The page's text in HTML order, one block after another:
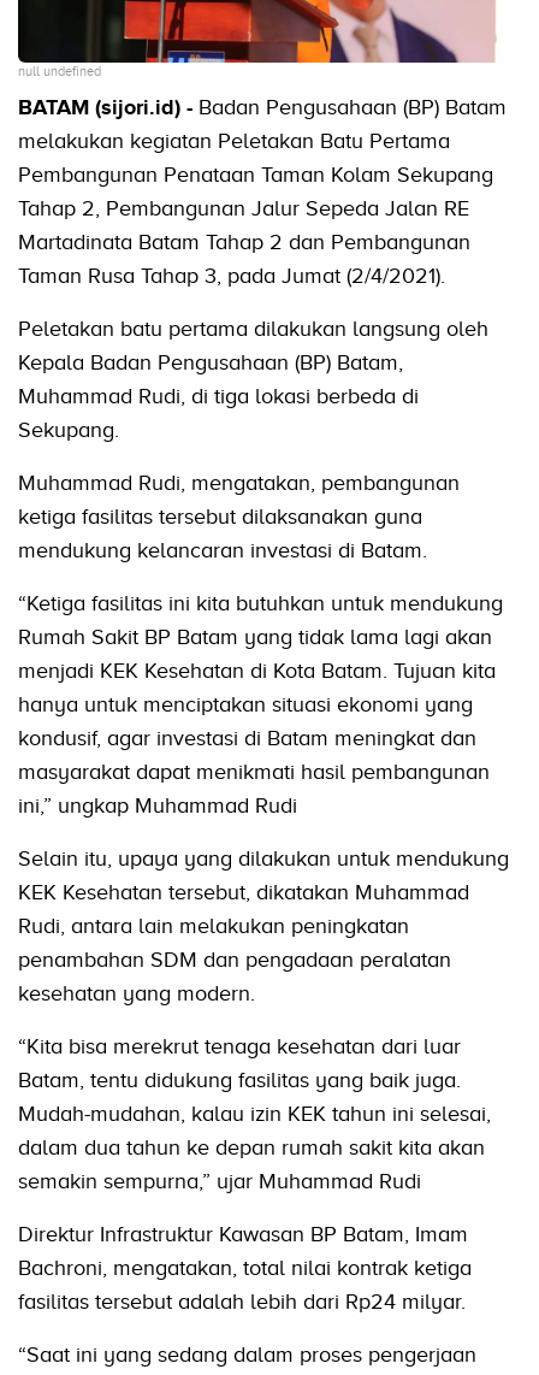
null undefined
BATAM (sijori.id) - Badan Pengusahaan (BP) Batam
melakukan kegiatan Peletakan Batu Pertama
Pembangunan Penataan Taman Kolam Sekupang
Tahap 2, Pembangunan Jalur Sepeda Jalan RE
Martadinata Batam Tahap 2 dan Pembangunan
Taman Rusa Tahap 3, pada Jumat (2/4/2021).
Peletakan batu pertama dilakukan langsung oleh
Kepala Badan Pengusahaan (BP) Batam,
Muhammad Rudi, di tiga lokasi berbeda di
Sekupang.
Muhammad Rudi, mengatakan, pembangunan
ketiga fasilitas tersebut dilaksanakan guna
mendukung kelancaran investasi di Batam.
“Ketiga fasilitas ini kita butuhkan untuk mendukung
Rumah Sakit BP Batam yang tidak lama lagi akan
menjadi KEK Kesehatan di Kota Batam. Tujuan kita
hanya untuk menciptakan situasi ekonomi yang
kondusif, agar investasi di Batam meningkat dan
masyarakat dapat menikmati hasil pembangunan
ini,” ungkap Muhammad Rudi
Selain itu, upaya yang dilakukan untuk mendukung
KEK Kesehatan tersebut, dikatakan Muhammad
Rudi, antara lain melakukan peningkatan
penambahan SDM dan pengadaan peralatan
kesehatan yang modern.
“Kita bisa merekrut tenaga kesehatan dari luar
Batam, tentu didukung fasilitas yang baik juga.
Mudah-mudahan, kalau izin KEK tahun ini selesai,
dalam dua tahun ke depan rumah sakit kita akan
semakin sempurna,” ujar Muhammad Rudi
Direktur Infrastruktur Kawasan BP Batam, Imam
Bachroni, mengatakan, total nilai kontrak ketiga
fasilitas tersebut adalah lebih dari Rp24 milyar.
“Saat ini yang sedang dalam proses pengerjaan